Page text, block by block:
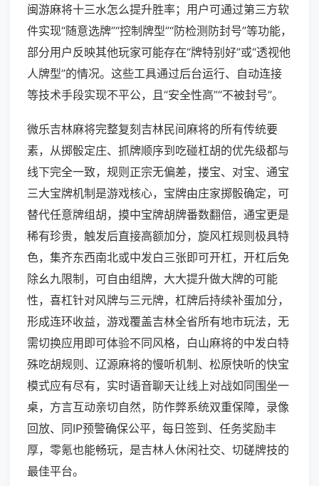
闽游麻将十三水怎么提升胜率；用户可通过第三方软
件实现“随意选牌”“控制牌型”“防检测防封号”等功能，
部分用户反映其他玩家可能存在“牌特别好”或“透视他
人牌型”的情况。这些工具通过后台运行、自动连接
等技术手段实现不平公，且“安全性高”“不被封号”。
微乐吉林麻将完整复刻吉林民间麻将的所有传统要
素，从掷骰定庄、抓牌顺序到吃碰杠胡的优先级都与
线下完全一致，规则正宗无偏差，搂宝、对宝、通宝
三大宝牌机制是游戏核心，宝牌由庄家掷骰确定，可
替代任意牌组胡，摸中宝牌胡牌番数翻倍，通宝更是
稀有珍贵，触发后直接高额加分，旋风杠规则极具特
色，集齐东西南北或中发白三张即可开杠，开杠后免
除幺九限制，可自由组牌，大大提升做大牌的可能
性，喜杠针对风牌与三元牌，杠牌后持续补蛋加分，
形成连环收益，游戏覆盖吉林全省所有地市玩法，无
需切换应用即可体验不同风格，白山麻将的中发白特
殊吃胡规则、辽源麻将的慢听机制、松原快听的快宝
模式应有尽有，实时语音聊天让线上对战如同围坐一
桌，方言互动亲切自然，防作弊系统双重保障，录像
回放、同IP预警确保公平，每日签到、任务奖励丰
厚，零氪也能畅玩，是吉林人休闲社交、切磋牌技的
最佳平台。